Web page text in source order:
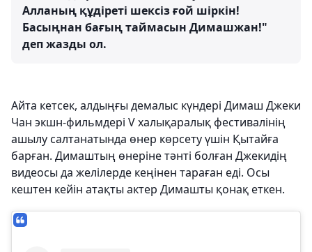
Алланың құдіреті шексіз ғой шіркін!
Басыңнан бағың таймасын Димашжан!"
деп жазды ол.
Айта кетсек, алдыңғы демалыс күндері Димаш Джеки
Чан экшн-фильмдері V халықаралық фестивалінің
ашылу салтанатында өнер көрсету үшін Қытайға
барған. Димаштың өнеріне тәнті болған Джекидің
видеосы да желілерде кеңінен тараған еді. Осы
кештен кейін атақты актер Димашты қонақ еткен.